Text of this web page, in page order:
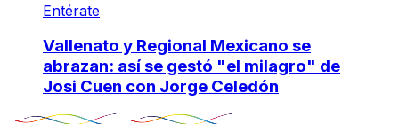
Entérate
Vallenato y Regional Mexicano se
abrazan: así se gestó "el milagro" de
Josi Cuen con Jorge Celedón